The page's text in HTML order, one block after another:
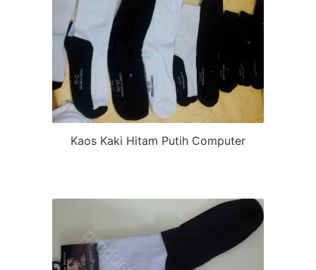
Kaos Kaki Hitam Putih Computer